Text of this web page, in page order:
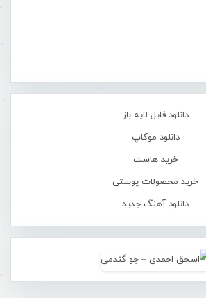
دانلود فایل لایه باز
دانلود موکاپ
خرید هاست
خرید محصولات پوستی
دانلود آهنگ جدید